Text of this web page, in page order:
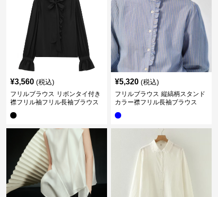
¥3,560 (税込)
フリルブラウス リボンタイ付き
襟フリル袖フリル長袖ブラウス
¥5,320 (税込)
フリルブラウス 縦縞柄スタンド
カラー襟フリル長袖ブラウス